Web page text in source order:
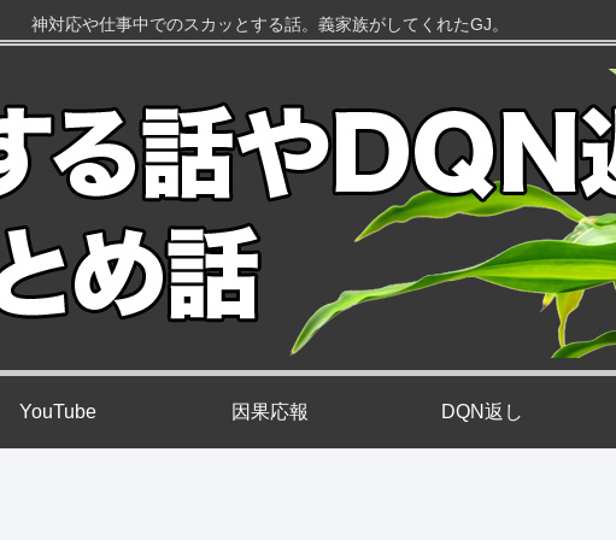
神対応や仕事中でのスカッとする話。義家族がしてくれたGJ。
YouTube 因果応報 DQN返し